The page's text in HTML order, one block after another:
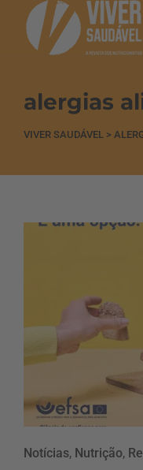
alergias
VIVER SAUDÁVEL >
Notícias, Nutrição,